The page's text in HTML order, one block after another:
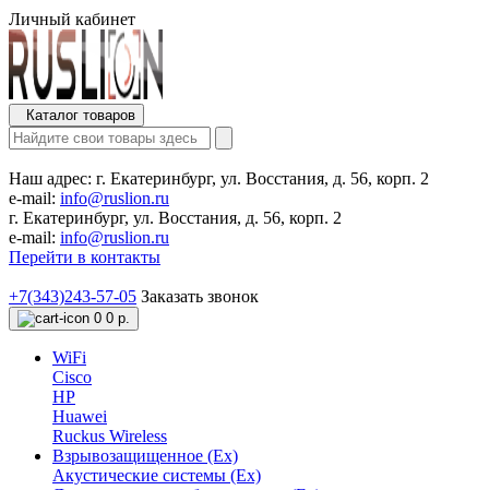
Личный кабинет
Каталог товаров
Наш адрес: г. Екатеринбург, ул. Восстания, д. 56, корп. 2
e-mail: info@ruslion.ru
г. Екатеринбург, ул. Восстания, д. 56, корп. 2
e-mail: info@ruslion.ru
Перейти в контакты
+7(343)243-57-05 Заказать звонок
0 0 р.
WiFi
Cisco
HP
Huawei
Ruckus Wireless
Взрывозащищенное (Ex)
Акустические системы (Ex)